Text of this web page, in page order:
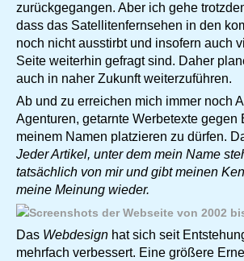
zurückgegangen. Aber ich gehe
dass das Satellitenfernsehen in den
noch nicht ausstirbt und insofern auch
Seite weiterhin gefragt sind. Daher
auch in naher Zukunft weiterzuführen.
Ab und zu erreichen mich immer noch
Agenturen, getarnte Werbetexte gegen
meinem Namen platzieren zu dürfen.
Jeder Artikel, unter dem mein Name
tatsächlich von mir und gibt meinen
meine Meinung wieder.
Das Webdesign hat sich seit
mehrfach verbessert. Eine größere